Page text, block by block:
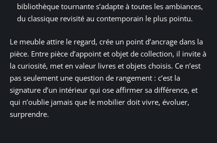
bibliothèque tournante s’adapte à toutes les ambiances,
du classique revisité au contemporain le plus pointu.
Le meuble attire le regard, crée un point d’ancrage dans la
pièce. Entre pièce d’appoint et objet de collection, il invite à
la curiosité, met en valeur livres et objets choisis. Ce n’est
pas seulement une question de rangement : c’est la
signature d’un intérieur qui ose affirmer sa différence, et
qui n’oublie jamais que le mobilier doit vivre, évoluer,
surprendre.